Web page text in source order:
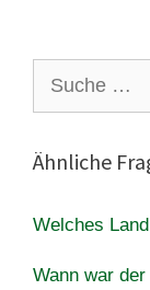
nach:
Ähnliche
Welches
Wann war